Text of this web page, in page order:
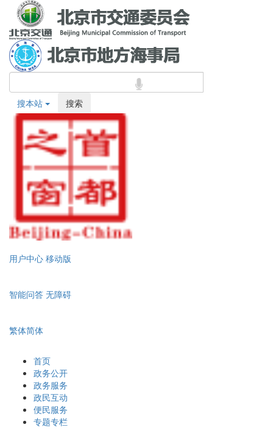
搜本站 搜索
用户中心 移动版
智能问答 无障碍
繁体简体
首页
政务公开
政务服务
政民互动
便民服务
专题专栏